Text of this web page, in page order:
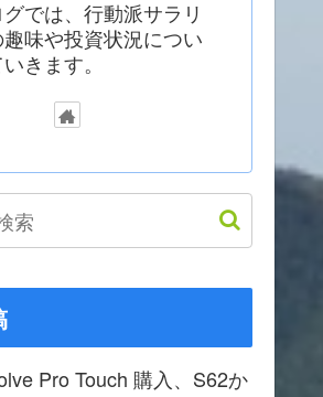
では、行動派サラリ
味や投資状況につい
きます。
Pro Touch 購入、S62か